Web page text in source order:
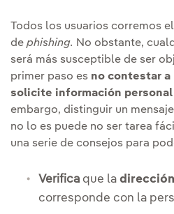
Todos los usuarios corremos
de phishing. No obstante,
será más susceptible de ser
primer paso es no contestar a
solicite información
embargo, distinguir un
no lo es puede no ser tarea
una serie de consejos para
Verifica que la
corresponde con la